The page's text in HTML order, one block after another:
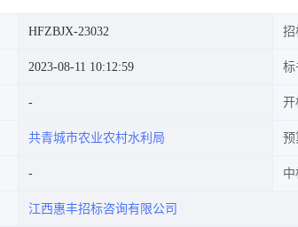
HFZBJX-23032 招
2023-08-11 10:12:59 标
开
共青城市农业农村水利局 预
中
江西惠丰招标咨询有限公司